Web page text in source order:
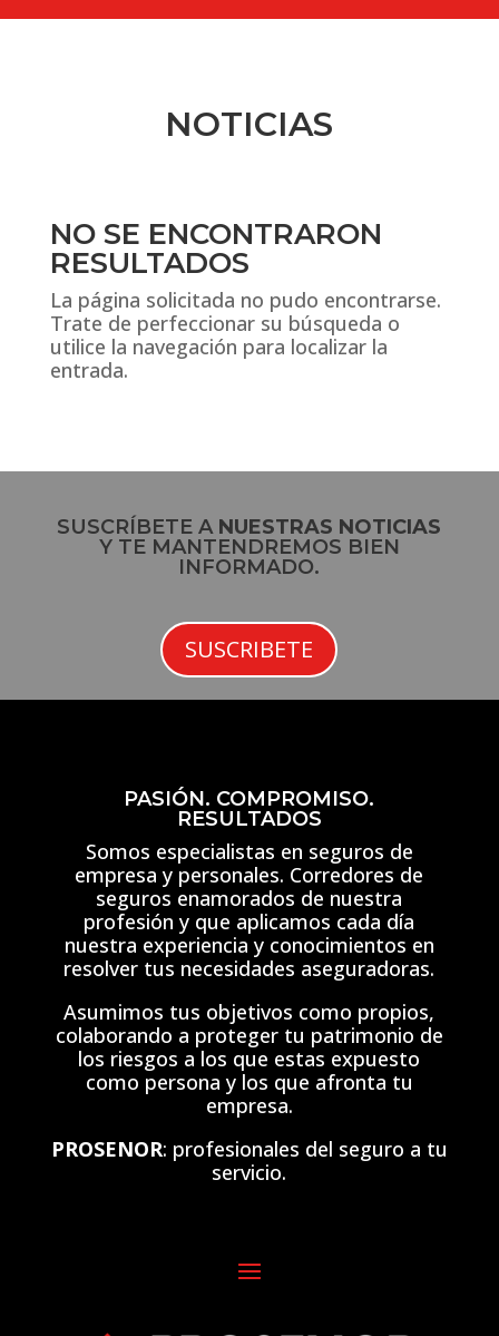
NOTICIAS
NO SE ENCONTRARON
RESULTADOS
La página solicitada no pudo encontrarse.
Trate de perfeccionar su búsqueda o
utilice la navegación para localizar la
entrada.
SUSCRÍBETE ANUESTRAS NOTICIAS
Y TE MANTENDREMOS BIEN
INFORMADO.
SUSCRIBETE
PASIÓN. COMPROMISO.
RESULTADOS
Somos especialistas en seguros de
empresa y personales. Corredores de
seguros enamorados de nuestra
profesión y que aplicamos cada día
nuestra experiencia y conocimientos en
resolver tus necesidades aseguradoras.
Asumimos tus objetivos como propios,
colaborando a proteger tu patrimonio de
los riesgos a los que estas expuesto
como persona y los que afronta tu
empresa.
PROSENOR: profesionales del seguro a tu
servicio.